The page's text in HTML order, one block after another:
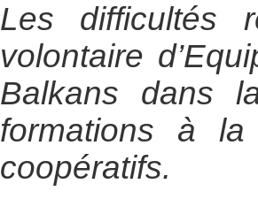
Les difficultés
volontaire
Balkans dans
formations à
coopératifs.